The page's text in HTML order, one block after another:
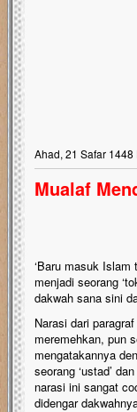
Ahad, 21 Safar
Mualaf
‘Baru masuk
menjadi seorang
dakwah sana sini
Narasi dari
meremehkan, pun
mengatakannya
seorang ‘ustad’
narasi ini sangat
didengar